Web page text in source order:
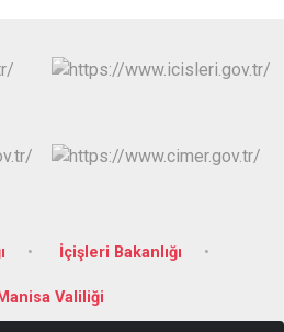
İçişleri Bakanlığı
Manisa Valiliği